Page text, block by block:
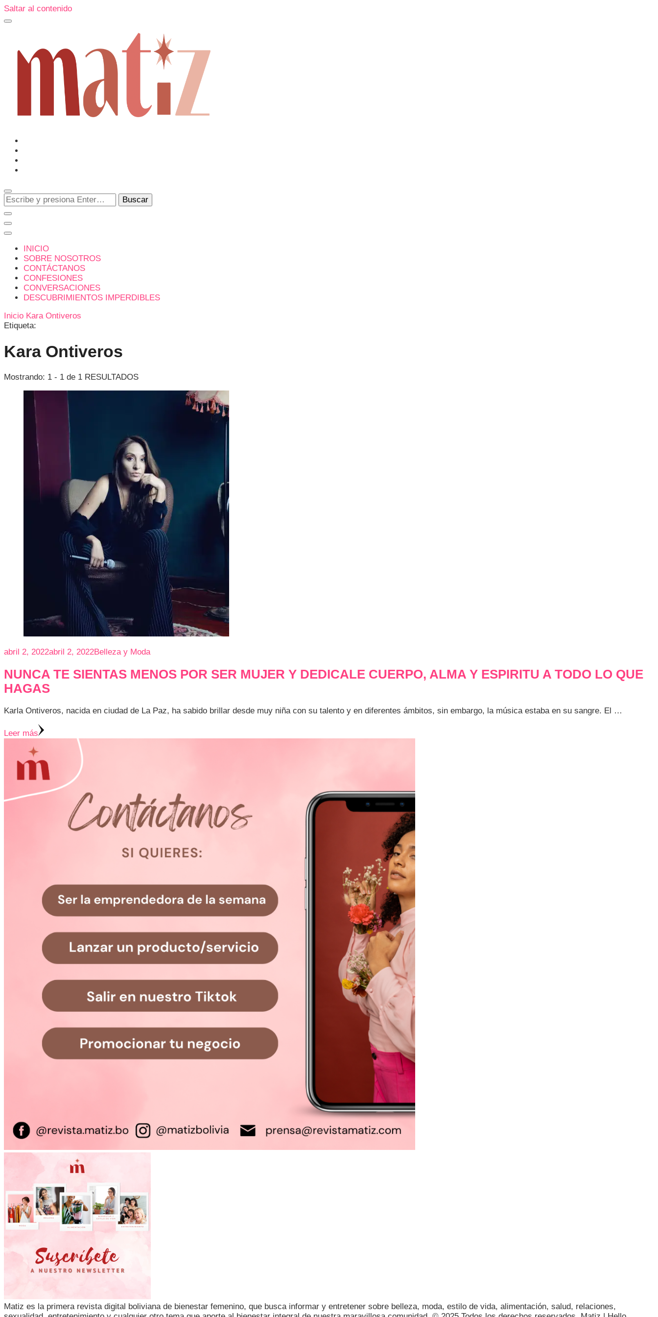
Saltar al contenido
Matiz
Un espacio editorial donde pongo en palabras aquello que muchos sentimos y pocos sabemos cómo explicar y donde también compartiré contigo las cosas que me conmueven,
me sorprenden o creo que merecen ser descubiertas.
¿Buscas
algo?
INICIO
SOBRE NOSOTROS
CONTÁCTANOS
CONFESIONES
CONVERSACIONES
DESCUBRIMIENTOS IMPERDIBLES
Inicio Kara Ontiveros
Etiqueta:
Kara Ontiveros
Mostrando: 1 - 1 de 1 RESULTADOS
abril 2, 2022abril 2, 2022Belleza y Moda
NUNCA TE SIENTAS MENOS POR SER MUJER Y DEDICALE CUERPO, ALMA Y ESPIRITU A TODO LO QUE
HAGAS
Karla Ontiveros, nacida en ciudad de La Paz, ha sabido brillar desde muy niña con su talento y en diferentes ámbitos, sin embargo, la música estaba en su sangre. El …
Leer más
Matiz es la primera revista digital boliviana de bienestar femenino, que busca informar y entretener sobre belleza, moda, estilo de vida, alimentación, salud, relaciones,